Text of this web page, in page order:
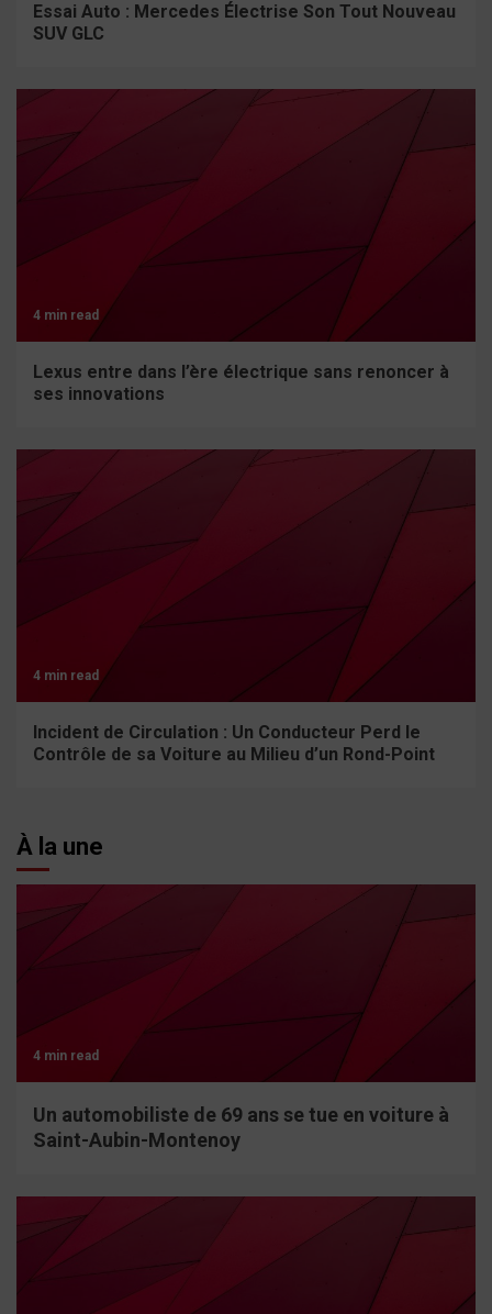
Essai Auto : Mercedes Électrise Son Tout Nouveau
SUV GLC
4 min read
Lexus entre dans l’ère électrique sans renoncer à
ses innovations
4 min read
Incident de Circulation : Un Conducteur Perd le
Contrôle de sa Voiture au Milieu d’un Rond-Point
À la une
4 min read
Un automobiliste de 69 ans se tue en voiture à
Saint-Aubin-Montenoy